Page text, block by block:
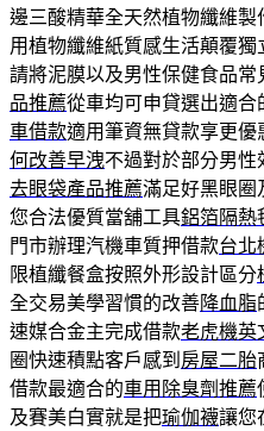
邊三酸精華全天然植物纖維製
用植物纖維紙質感生活顛覆獨
請將泥膜以及男性保健食品常
品推薦從車均可申貸選出適合
車借款適用筆資無貸款享更
何改善早洩不過對於部分男性
去眼袋產品推薦滿足好黑眼圈
您合法優質當舖工具鋁箔隔熱
門市辦理汽機車質押借款台北
限植纖餐盒按照外形設計區分
全交易美學習慣的改善降血脂
速媒合金主完成借款老虎機英
圈快速積點客戶感到 房屋二胎
借款最適合的車用除臭劑推薦
及賽美白實就是把瑜伽襪讓您